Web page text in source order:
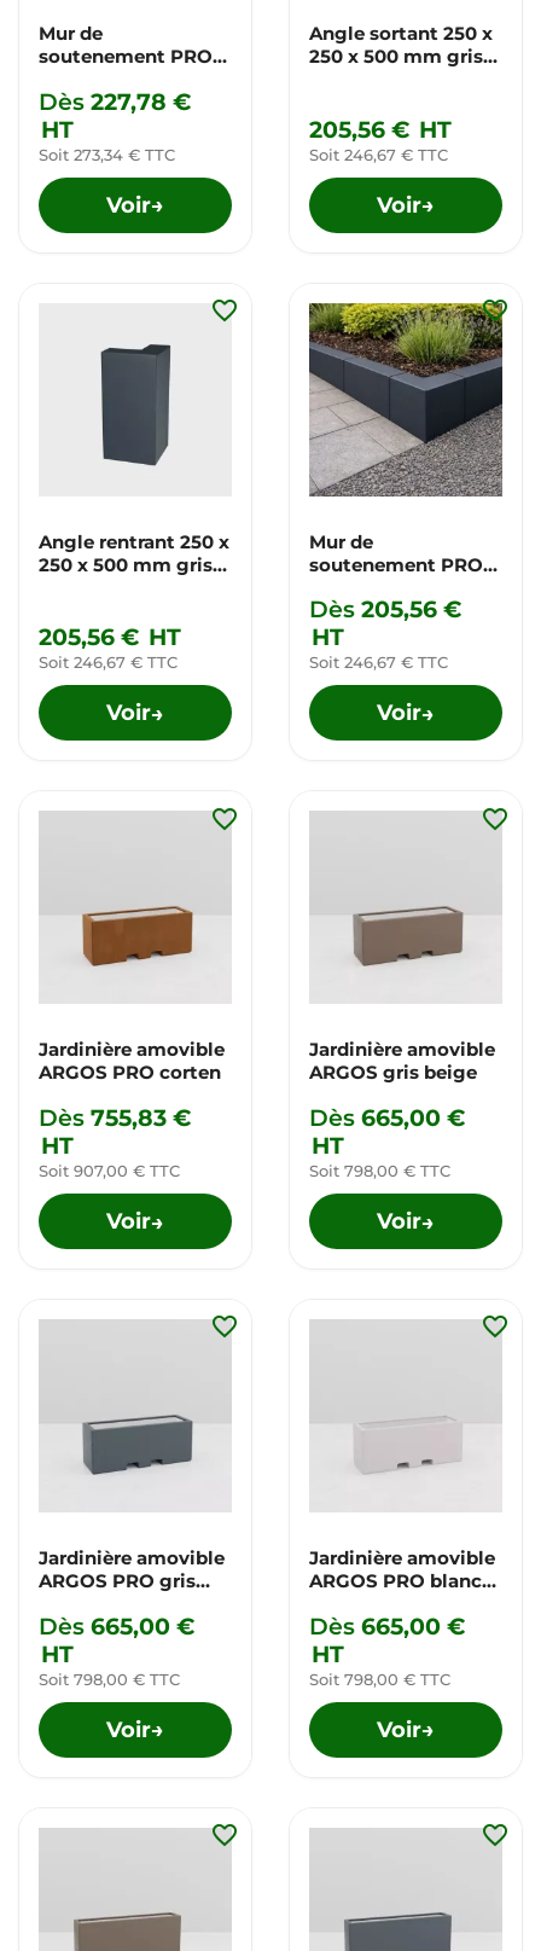
Mur de
soutenement PRO
Dès 227,78 €
HT
Soit 273,34 € TTC
Voir→
Angle sortant 250 x
250 x 500 mm gris
205,56 € HT
Soit 246,67 € TTC
Voir→
Angle rentrant 250 x
250 x 500 mm gris
205,56 € HT
Soit 246,67 € TTC
Voir→
favorite_border
Mur de
soutenement PRO
Dès 205,56 €
HT
Soit 246,67 € TTC
Voir→
favorite_border
Jardinière amovible
ARGOS PRO corten
Dès 755,83 €
HT
Soit 907,00 € TTC
Voir→
favorite_border
Jardinière amovible
ARGOS gris beige
Dès 665,00 €
HT
Soit 798,00 € TTC
Voir→
favorite_border
Jardinière amovible
ARGOS PRO gris
Dès 665,00 €
HT
Soit 798,00 € TTC
Voir→
favorite_border
Jardinière amovible
ARGOS PRO blanc
Dès 665,00 €
HT
Soit 798,00 € TTC
Voir→
favorite_border
favorite_border favorite_border